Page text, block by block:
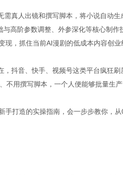
真人出镜和撰写脚本，将小说自动生
高阶参数调整、外参深化等核心制作
，抓住当前AI漫剧的低成本内容创业
抖音、快手、视频号这类平台疯狂刷
不用撰写脚本，一个人便能够批量生产
手打造的实操指南，会一步步教你，